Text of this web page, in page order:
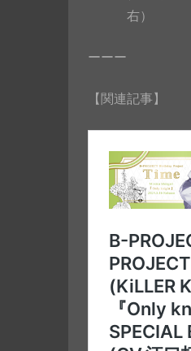
右）
ーーー
【関連記事】